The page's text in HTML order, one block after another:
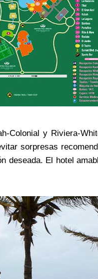
Colonial y Riviera-
sorpresas
deseada. El hotel